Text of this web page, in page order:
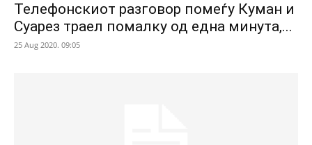
Телефонскиот разговор помеѓу Куман и
Суарез траел помалку од една минута,...
25 Aug 2020. 09:05